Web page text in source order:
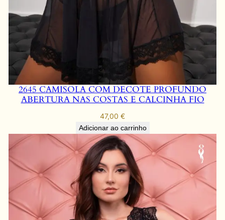
2645 CAMISOLA COM DECOTE PROFUNDO
ABERTURA NAS COSTAS E CALCINHA FIO
47,00 €
Adicionar ao carrinho